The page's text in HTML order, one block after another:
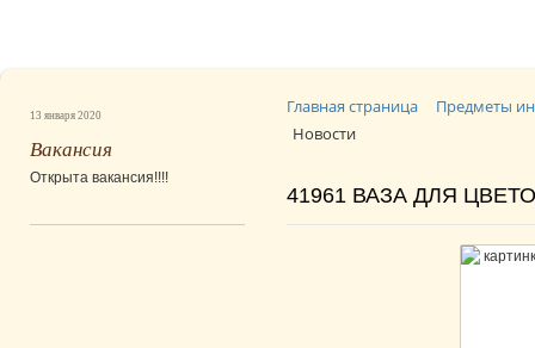
Главная страница
Предметы
Новости
41961 ВАЗА ДЛЯ
13 января 2020
Вакансия
Открыта вакансия!!!!